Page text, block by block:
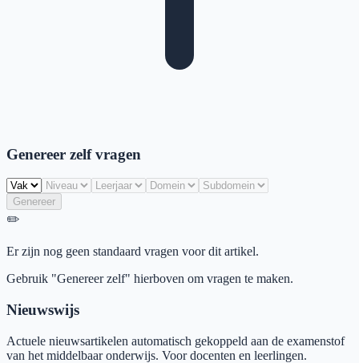
Genereer zelf vragen
Genereer
✏️
Er zijn nog geen standaard vragen voor dit artikel.
Gebruik "Genereer zelf" hierboven om vragen te maken.
Nieuwswijs
Actuele nieuwsartikelen automatisch gekoppeld aan de examenstof
van het middelbaar onderwijs. Voor docenten en leerlingen.